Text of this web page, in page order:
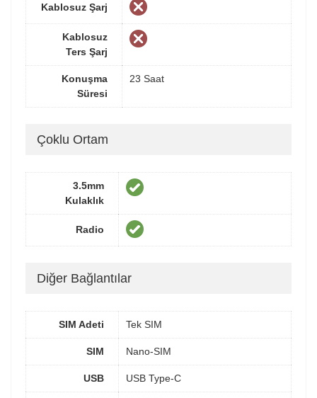
Kablosuz Şarj
Kablosuz
Ters Şarj
Konuşma
Süresi
23 Saat
Çoklu Ortam
3.5mm
Kulaklık
Radio
Diğer Bağlantılar
SIM Adeti Tek SIM
SIM Nano-SIM
USB USB Type-C